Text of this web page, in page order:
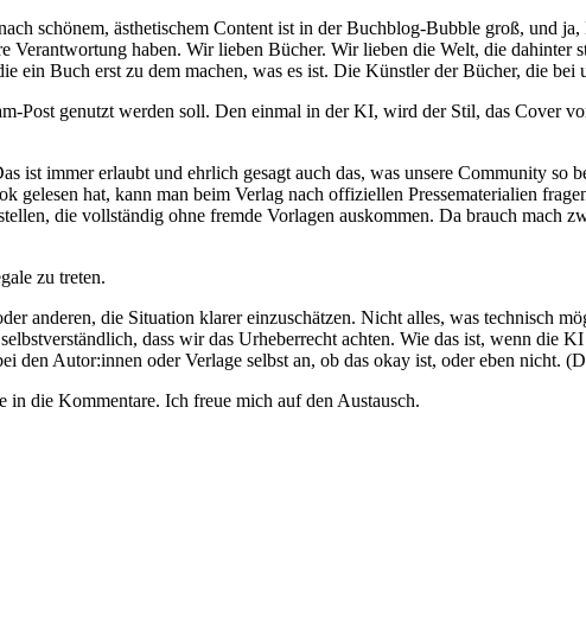
schönem, ästhetischem Content ist in der Buchblog-Bubble groß, und
Verantwortung haben. Wir lieben Bücher. Wir lieben die Welt, die dahinter
ein Buch erst zu dem machen, was es ist. Die Künstler der Bücher, die bei
Post genutzt werden soll. Den einmal in der KI, wird der Stil, das Cover
ist immer erlaubt und ehrlich gesagt auch das, was unsere Community so
hat, kann man beim Verlag nach offiziellen Pressematerialien
die vollständig ohne fremde Vorlagen auskommen. Da brauch mach
zu treten.
anderen, die Situation klarer einzuschätzen. Nicht alles, was technisch
dass wir das Urheberrecht achten. Wie das ist, wenn die
Autor:innen oder Verlage selbst an, ob das okay ist, oder eben nicht.
in die Kommentare. Ich freue mich auf den Austausch.